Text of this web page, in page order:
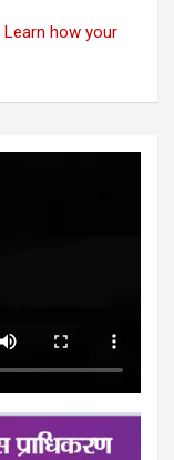
Learn how your